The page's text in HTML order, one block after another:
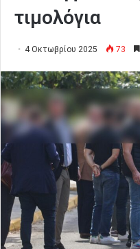
τιμολόγια
4 Οκτωβρίου 2025 73